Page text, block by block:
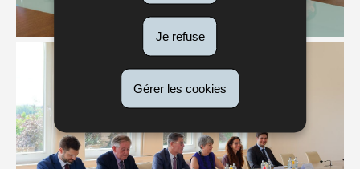
Je refuse
Gérer les cookies